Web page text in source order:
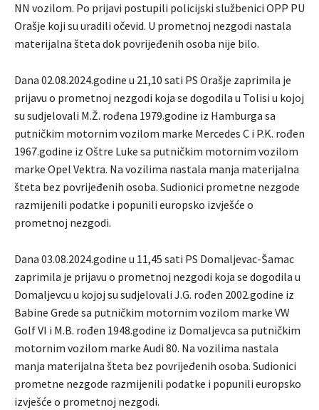
NN vozilom. Po prijavi postupili policijski službenici OPP PU
Orašje koji su uradili očevid. U prometnoj nezgodi nastala
materijalna šteta dok povrijeđenih osoba nije bilo.
Dana 02.08.2024.godine u 21,10 sati PS Orašje zaprimila je
prijavu o prometnoj nezgodi koja se dogodila u Tolisi u kojoj
su sudjelovali M.Ž. rođena 1979.godine iz Hamburga sa
putničkim motornim vozilom marke Mercedes C i P.K. rođen
1967.godine iz Oštre Luke sa putničkim motornim vozilom
marke Opel Vektra. Na vozilima nastala manja materijalna
šteta bez povrijeđenih osoba. Sudionici prometne nezgode
razmijenili podatke i popunili europsko izvješće o
prometnoj nezgodi.
Dana 03.08.2024.godine u 11,45 sati PS Domaljevac-Šamac
zaprimila je prijavu o prometnoj nezgodi koja se dogodila u
Domaljevcu u kojoj su sudjelovali J.G. rođen 2002.godine iz
Babine Grede sa putničkim motornim vozilom marke VW
Golf VI i M.B. rođen 1948.godine iz Domaljevca sa putničkim
motornim vozilom marke Audi 80. Na vozilima nastala
manja materijalna šteta bez povrijeđenih osoba. Sudionici
prometne nezgode razmijenili podatke i popunili europsko
izvješće o prometnoj nezgodi.